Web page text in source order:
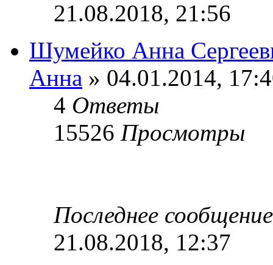
21.08.2018, 21:56
Шумейко Анна
Анна » 04.01.2014,
4 Ответы
15526 Просмотры
Последнее
21.08.2018, 12:37